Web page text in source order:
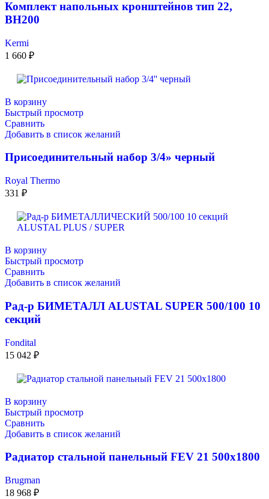
Комплект напольных кронштейнов тип 22,
ВН200
Kermi
1 660 ₽
В корзину
Быстрый просмотр
Сравнить
Добавить в список желаний
Присоединительный набор 3/4» черный
Royal Thermo
331 ₽
В корзину
Быстрый просмотр
Сравнить
Добавить в список желаний
Рад-р БИМЕТАЛЛ ALUSTAL SUPER 500/100 10
секций
Fondital
15 042 ₽
В корзину
Быстрый просмотр
Сравнить
Добавить в список желаний
Радиатор стальной панельный FEV 21 500х1800
Brugman
18 968 ₽